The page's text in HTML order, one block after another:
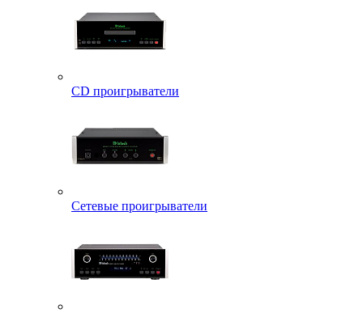
CD проигрыватели
Сетевые проигрыватели